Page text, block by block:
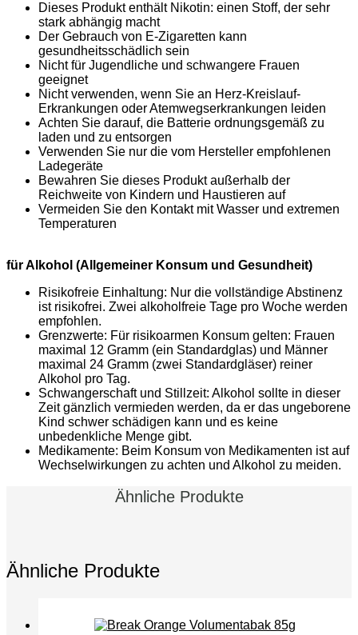
Dieses Produkt enthält Nikotin: einen Stoff, der sehr
stark abhängig macht
Der Gebrauch von E-Zigaretten kann
gesundheitsschädlich sein
Nicht für Jugendliche und schwangere Frauen
geeignet
Nicht verwenden, wenn Sie an Herz-Kreislauf-
Erkrankungen oder Atemwegserkrankungen leiden
Achten Sie darauf, die Batterie ordnungsgemäß zu
laden und zu entsorgen
Verwenden Sie nur die vom Hersteller empfohlenen
Ladegeräte
Bewahren Sie dieses Produkt außerhalb der
Reichweite von Kindern und Haustieren auf
Vermeiden Sie den Kontakt mit Wasser und extremen
Temperaturen
für Alkohol (Allgemeiner Konsum und Gesundheit)
Risikofreie Einhaltung: Nur die vollständige Abstinenz
ist risikofrei. Zwei alkoholfreie Tage pro Woche werden
empfohlen.
Grenzwerte: Für risikoarmen Konsum gelten: Frauen
maximal 12 Gramm (ein Standardglas) und Männer
maximal 24 Gramm (zwei Standardgläser) reiner
Alkohol pro Tag.
Schwangerschaft und Stillzeit: Alkohol sollte in dieser
Zeit gänzlich vermieden werden, da er das ungeborene
Kind schwer schädigen kann und es keine
unbedenkliche Menge gibt.
Medikamente: Beim Konsum von Medikamenten ist auf
Wechselwirkungen zu achten und Alkohol zu meiden.
Ähnliche Produkte
Ähnliche Produkte